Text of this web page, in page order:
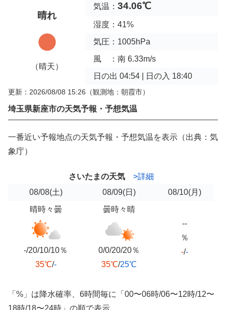
晴れ
（晴天）
気温： 34.06℃
湿度：41%
気圧：1005hPa
風 ：南 6.33m/s
日の出 04:54 | 日の入 18:40
更新：2026/08/08 15:26 （観測地：朝霞市）
埼玉県新座市の天気予報・予想気温
一番近い予報地点の天気予報・予想気温を表示（出典：気
象庁）
さいたまの天気
>詳細
08/08(土) 08/09(日) 08/10(月)
晴時々曇
-/20/10/10％
35℃/-
曇時々晴
0/0/20/20％
35℃/25℃
--
％
-/-
「%」は降水確率、6時間毎に「00〜06時/06〜12時/12〜
18時/18〜24時」の順で表示。